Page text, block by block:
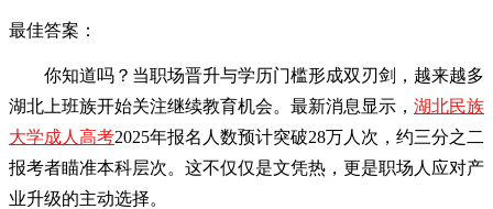
最佳答案：
你知道吗？当职场晋升与学历门槛形成双刃剑，越来越多
湖北上班族开始关注继续教育机会。最新消息显示， 湖北民族
大学成人高考2025年报名人数预计突破28万人次，约三分之二
报考者瞄准本科层次。这不仅仅是文凭热，更是职场人应对产
业升级的主动选择。